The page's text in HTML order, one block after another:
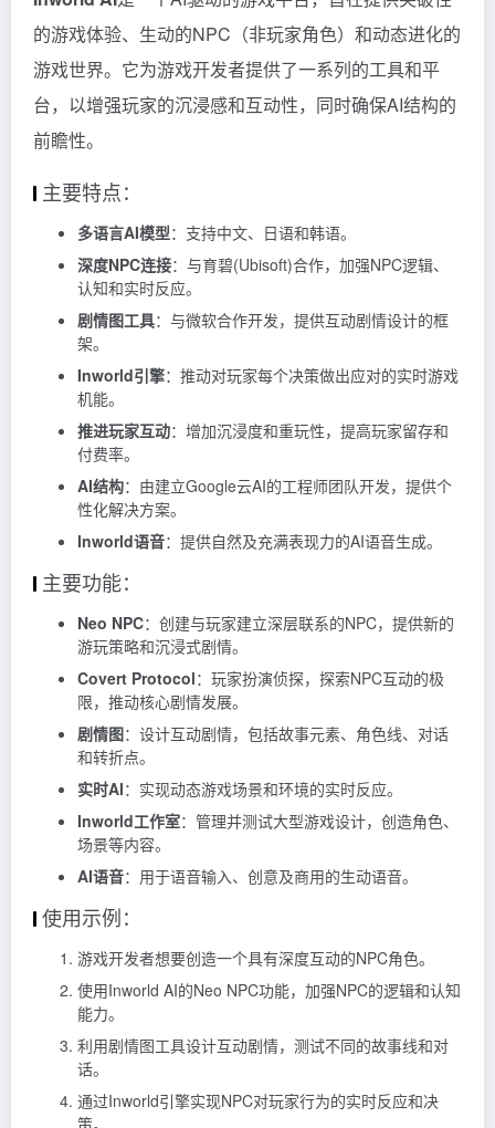
的游戏体验、生动的NPC（非玩家角色）和动态进化的
游戏世界。它为游戏开发者提供了一系列的工具和平
台，以增强玩家的沉浸感和互动性，同时确保AI结构的
前瞻性。
主要特点：
多语言AI模型：支持中文、日语和韩语。
深度NPC连接：与育碧(Ubisoft)合作，加强NPC逻辑、
认知和实时反应。
剧情图工具：与微软合作开发，提供互动剧情设计的框
架。
Inworld引擎：推动对玩家每个决策做出应对的实时游戏
机能。
推进玩家互动：增加沉浸度和重玩性，提高玩家留存和
付费率。
AI结构：由建立Google云AI的工程师团队开发，提供个
性化解决方案。
Inworld语音：提供自然及充满表现力的AI语音生成。
主要功能：
Neo NPC：创建与玩家建立深层联系的NPC，提供新的
游玩策略和沉浸式剧情。
Covert Protocol：玩家扮演侦探，探索NPC互动的极
限，推动核心剧情发展。
剧情图：设计互动剧情，包括故事元素、角色线、对话
和转折点。
实时AI：实现动态游戏场景和环境的实时反应。
Inworld工作室：管理并测试大型游戏设计，创造角色、
场景等内容。
AI语音：用于语音输入、创意及商用的生动语音。
使用示例：
游戏开发者想要创造一个具有深度互动的NPC角色。
使用Inworld AI的Neo NPC功能，加强NPC的逻辑和认知
能力。
利用剧情图工具设计互动剧情，测试不同的故事线和对
话。
通过Inworld引擎实现NPC对玩家行为的实时反应和决
策。